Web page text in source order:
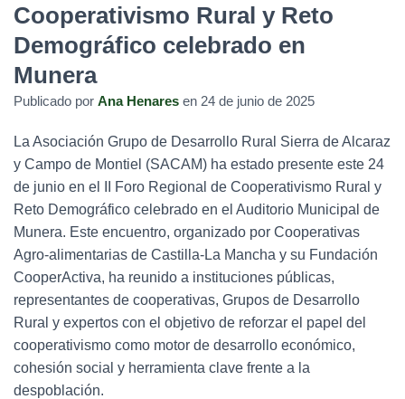
N
Cooperativismo Rural y Reto
Demográfico celebrado en
Munera
Publicado por Ana Henares en 24 de junio de 2025
La Asociación Grupo de Desarrollo Rural Sierra de Alcaraz
y Campo de Montiel (SACAM) ha estado presente este 24
de junio en el II Foro Regional de Cooperativismo Rural y
Reto Demográfico celebrado en el Auditorio Municipal de
Munera. Este encuentro, organizado por Cooperativas
Agro-alimentarias de Castilla-La Mancha y su Fundación
CooperActiva, ha reunido a instituciones públicas,
representantes de cooperativas, Grupos de Desarrollo
Rural y expertos con el objetivo de reforzar el papel del
cooperativismo como motor de desarrollo económico,
cohesión social y herramienta clave frente a la
despoblación.